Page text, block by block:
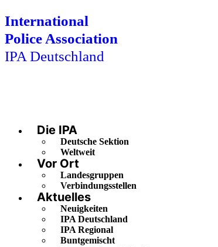
International
Police Association
IPA Deutschland
Die IPA
Deutsche Sektion
Weltweit
Vor Ort
Landesgruppen
Verbindungsstellen
Aktuelles
Neuigkeiten
IPA Deutschland
IPA Regional
Buntgemischt